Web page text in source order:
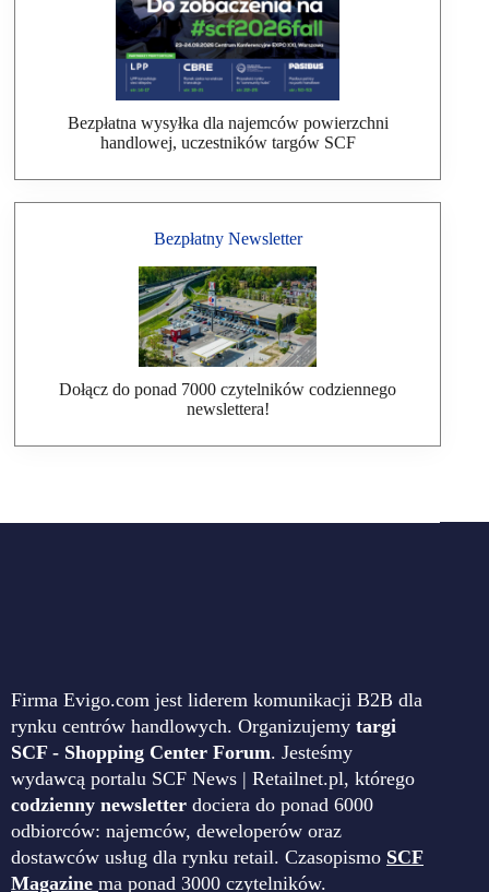
Bezpłatna wysyłka dla najemców powierzchni
handlowej, uczestników targów SCF
Bezpłatny Newsletter
Dołącz do ponad 7000 czytelników codziennego
newslettera!
Firma Evigo.com jest liderem komunikacji B2B dla
rynku centrów handlowych. Organizujemy targi
SCF - Shopping Center Forum. Jesteśmy
wydawcą portalu SCF News | Retailnet.pl, którego
codzienny newsletter dociera do ponad 6000
odbiorców: najemców, deweloperów oraz
dostawców usług dla rynku retail. Czasopismo SCF
Magazine ma ponad 3000 czytelników.